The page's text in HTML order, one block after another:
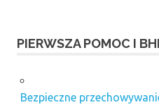
PIERWSZA POMOC I
Bezpieczne